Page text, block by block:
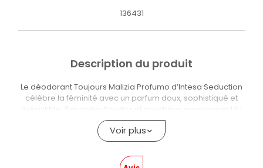
136431
Description du produit
Le déodorant Toujours Malizia Profumo d’Intesa Seduction
célèbre la féminité avec un parfum doux, sophistiqué et
irrésistible. Ses notes florales et poudrées enveloppent la
peau d’un sillage délicat et persistant, parfait pour toutes
les occasions. En outre, la formule déodorante assure une
protection efficace et une fraîcheur durable, en gardant la
peau sèche et soignée pendant de nombreuses heures.
Voir plus